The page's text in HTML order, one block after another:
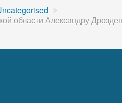
области Александру